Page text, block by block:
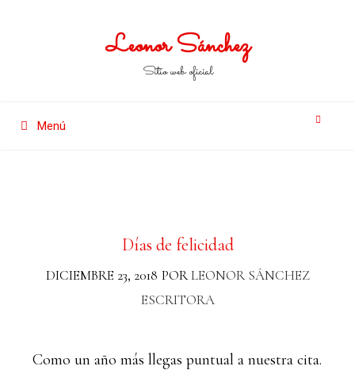
Leonor Sánchez
Sitio web oficial
Menú
Días de felicidad
DICIEMBRE 23, 2018 PORLEONOR SÁNCHEZ
ESCRITORA
Como un año más llegas puntual a nuestra cita.